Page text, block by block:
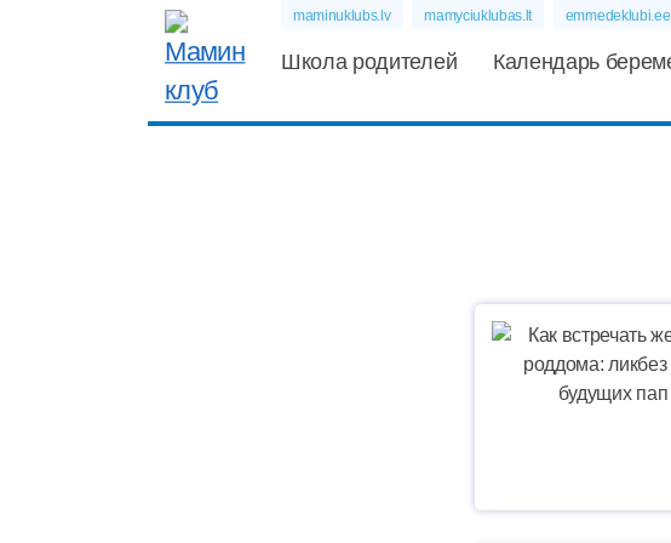
maminuklubs.lv mamyciuklubas.lt emmedeklubi.ee
Школа родителей Календарь